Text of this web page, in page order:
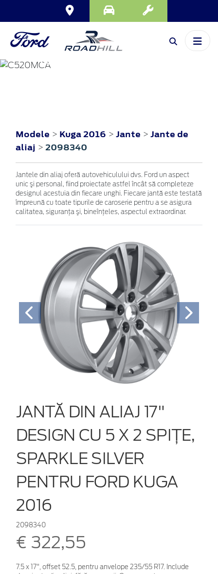
KUGA
Modele > Kuga 2016 > Jante > Jante de
aliaj > 2098340
Jantele din aliaj oferă autovehiculului dvs. Ford un aspect
unic şi personal, fiind proiectate astfel încât să completeze
designul acestuia din fiecare unghi. Fiecare jantă este testată
împreună cu toate tipurile de caroserie pentru a se asigura
calitatea, siguranţa şi, bineînţeles, aspectul extraordinar.
JANTĂ DIN ALIAJ 17"
DESIGN CU 5 X 2 SPIŢE,
SPARKLE SILVER
PENTRU FORD KUGA
2016
2098340
€ 322,55
7.5 x 17", offset 52.5, pentru anvelope 235/55 R17. Include